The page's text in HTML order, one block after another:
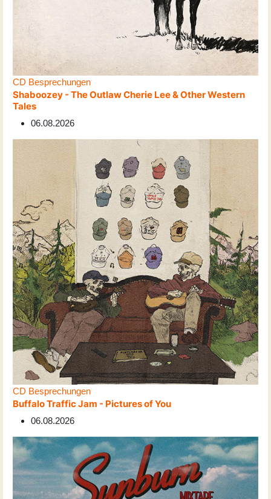
CD Besprechungen
Shaboozey - The Outlaw Cherie Lee & Other Western
Tales
06.08.2026
CD Besprechungen
Buffalo Traffic Jam - Pictures of You
06.08.2026